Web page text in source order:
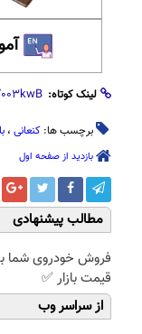
لینک کوتاه:
برچسب ها: کنعانی ،
بازدید از صفحه اول
مطالب پیشنهادی
فروش خودروی شما
قیمت بازار ✅
از سراسر وب